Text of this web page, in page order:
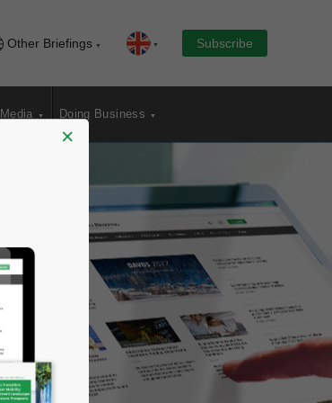
Other Briefings Subscribe
Media Doing Business
×